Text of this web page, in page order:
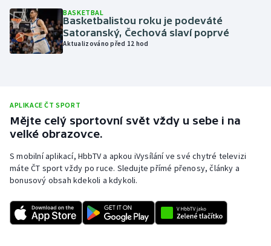
Olympijské hry
Parasport
Ragby
Rychlobruslení
Rychlostní kanoistika
Short track
BASKETBAL
Basketbalistou roku je podeváté
Satoranský, Čechová slaví poprvé
Aktualizováno před 12 hod
APLIKACE ČT SPORT
Mějte celý sportovní svět vždy u sebe i na
velké obrazovce.
S mobilní aplikací, HbbTV a apkou iVysílání ve své chytré televizi
máte ČT sport vždy po ruce. Sledujte přímé přenosy, články a
bonusový obsah kdekoli a kdykoli.